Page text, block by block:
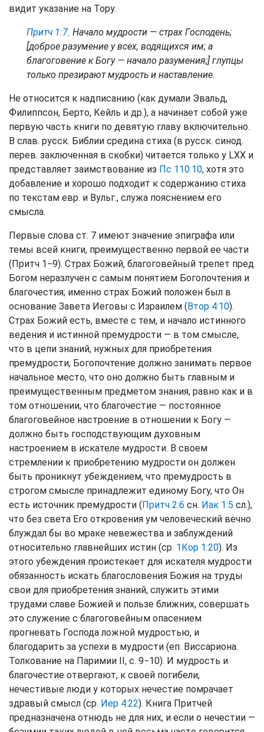
видит указание на Тору.
Притч 1:7. Начало мудрости — страх Господень;
[доброе разумение у всех, водящихся им; а
благоговение к Богу — начало разумения;] глупцы
только презирают мудрость и наставление.
Не относится к надписанию (как думали Эвальд,
Филиппсон, Берто, Кейль и др.), а начинает собой уже
первую часть книги по девятую главу включительно.
В слав. русск. Библии средина стиха (в русск. синод.
перев. заключенная в скобки) читается только у LXX и
представляет заимствование из Пс 110:10, хотя это
добавление и хорошо подходит к содержанию стиха
по текстам евр. и Вульг., служа пояснением его
смысла.
Первые слова ст. 7 имеют значение эпиграфа или
темы всей книги, преимущественно первой ее части
(Притч 1−9). Страх Божий, благоговейный трепет пред
Богом неразлучен с самым понятием Богопочтения и
благочестия; именно страх Божий положен был в
основание Завета Иеговы с Израилем (Втор 4:10).
Страх Божий есть, вместе с тем, и начало истинного
ведения и истинной премудрости — в том смысле,
что в цепи знаний, нужных для приобретения
премудрости, Богопочтение должно занимать первое
начальное место, что оно должно быть главным и
преимущественным предметом знания, равно как и в
том отношении, что благочестие — постоянное
благоговейное настроение в отношении к Богу —
должно быть господствующим духовным
настроением в искателе мудрости. В своем
стремлении к приобретению мудрости он должен
быть проникнут убеждением, что премудрость в
строгом смысле принадлежит единому Богу, что Он
есть источник премудрости (Притч 2:6 сн. Иак 1:5 сл.),
что без света Его откровения ум человеческий вечно
блуждал бы во мраке невежества и заблуждений
относительно главнейших истин (ср. 1Кор 1:20). Из
этого убеждения проистекает для искателя мудрости
обязанность искать благословения Божия на труды
свои для приобретения знаний, служить этими
трудами славе Божией и пользе ближних, совершать
это служение с благоговейным опасением
прогневать Господа ложной мудростью, и
благодарить за успехи в мудрости (еп. Виссариона.
Толкование на Паримии II, с. 9−10). И мудрость и
благочестие отвергают, к своей погибели,
нечестивые люди у которых нечестие помрачает
здравый смысл (ср. Иер 4:22). Книга Притчей
предназначена отнюдь не для них, и если о нечестии —